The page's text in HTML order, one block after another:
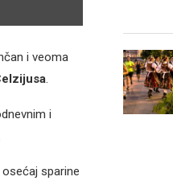
i veoma
.
i
sparine